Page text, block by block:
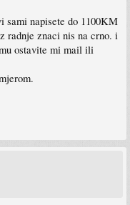
sami napisete do 1100KM
radnje znaci nis na crno. i
ostavite mi mail ili